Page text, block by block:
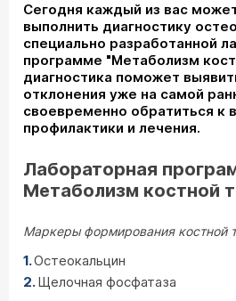
Сегодня каждый из вас
выполнить диагностику
специально разработанной
программе "Метаболизм
диагностика поможет
отклонения уже на самой
своевременно обратиться к
профилактики и лечения.
Лабораторная
Метаболизм костной
Маркеры формирования костной
Остеокальцин
Щелочная фосфатаза